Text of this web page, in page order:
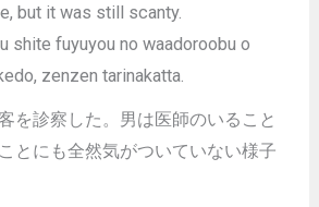
but it was still scanty.
shite fuyuyou no waadoroobu o
zenzen tarinakatta.
を診察した。男は医師のいること
とにも全然気がついていない様子